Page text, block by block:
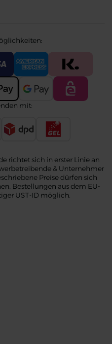
mit:
richtet sich in erster Linie an
& Unternehmer
Preise dürfen sich
Bestellungen aus dem EU-
UST-ID möglich.